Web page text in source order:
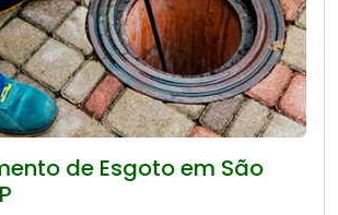
de Esgoto em São